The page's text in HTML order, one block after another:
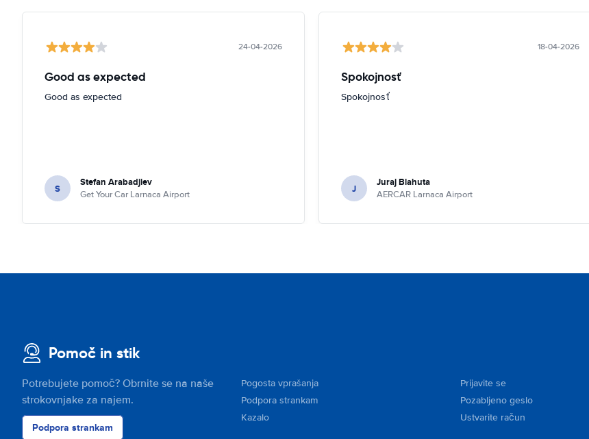
24-04-2026
Good as expected
Good as expected
S Stefan Arabadjiev
Get Your Car Larnaca Airport
18-04-2026
Spokojnosť
Spokojnosť
J Juraj Blahuta
AERCAR Larnaca Airport
Pomoč in stik
Potrebujete pomoč? Obrnite se na naše
strokovnjake za najem.
Podpora strankam
Pogosta vprašanja
Podpora strankam
Kazalo
Prijavite se
Pozabljeno geslo
Ustvarite račun